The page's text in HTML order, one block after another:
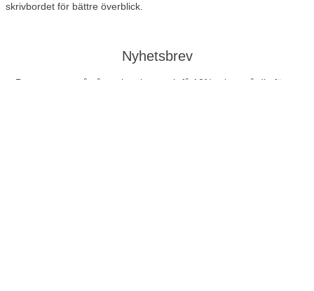
skrivbordet för bättre överblick.
Nyhetsbrev
Prenumerera på vårt nyhetsbrev och få 10% rabatt på din första